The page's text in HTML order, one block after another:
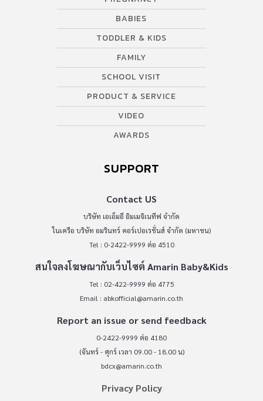
BABIES
TODDLER & KIDS
FAMILY
SCHOOL VISIT
PRODUCT & SERVICE
VIDEO
AWARDS
SUPPORT
Contact US
บริษัท เอเอ็มอี อิมเมจิเนทีฟ จำกัด
ในเครือ บริษัท อมรินทร์ คอร์เปอเรชั่นส์ จำกัด (มหาชน)
Tel : 0-2422-9999 ต่อ 4510
สนใจลงโฆษณากับเว็บไซต์ Amarin Baby&Kids
Tel : 02-422-9999 ต่อ 4775
Email : abkofficial@amarin.co.th
Report an issue or send feedback
0-2422-9999 ต่อ 4180
(จันทร์ - ศุกร์ เวลา 09.00 - 18.00 น)
bdcx@amarin.co.th
Privacy Policy